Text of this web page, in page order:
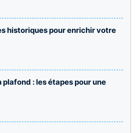
historiques pour enrichir votre
: les étapes pour une